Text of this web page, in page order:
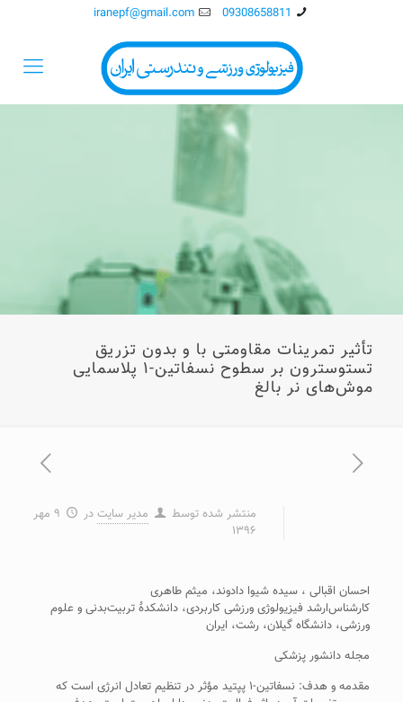
09308658811
iranepf@gmail.com
تأثیر تمرینات مقاومتی با و بدون تزریق
‌تستوسترون ‌بر سطوح ‌نسفاتین-۱ پلاسمایی
موش‌های ‌نر بالغ‌
منتشر شده توسط مدیر سایت در
۹ مهر
۱۳۹۶
احسان اقبالی ، سیده شیوا دادوند، میثم طاهری
کارشناس‌ارشد فیزیولوژی ورزشی کاربردی، دانشکدۀ تربیت‌بدنی و علوم
ورزشی، دانشگاه گیلان، رشت، ایران
مجله دانشور پزشکی
مقدمه و هدف: نسفاتین-۱ پپتید مؤثر در تنظیم تعادل انرژی است که